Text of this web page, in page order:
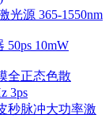
光源 365-1550nm
50ps 10mW
全正态色散
3ps
秒脉冲大功率激